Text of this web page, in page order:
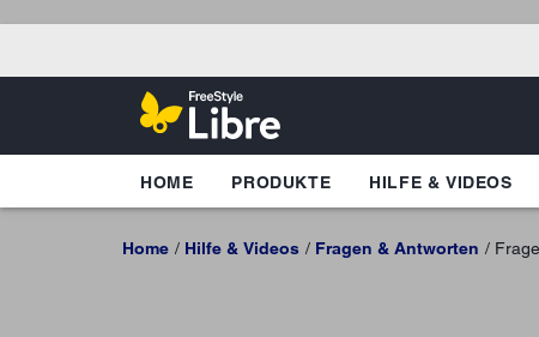
HOME PRODUKTE HILFE & VIDEOS
Home Hilfe & Videos Fragen & Antworten